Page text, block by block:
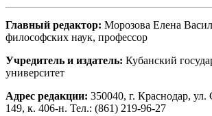
Главный редактор: Морозова Елена
философских наук, профессор
Учредитель и издатель: Кубанский
университет
Адрес редакции: 350040, г. Краснодар, ул.
149, к. 406-н. Тел.: (861) 219-96-27